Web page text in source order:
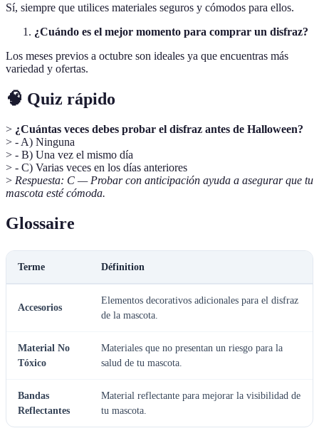
Sí, siempre que utilices materiales seguros y cómodos para ellos.
¿Cuándo es el mejor momento para comprar un disfraz?
Los meses previos a octubre son ideales ya que encuentras más
variedad y ofertas.
🧠 Quiz rápido
> ¿Cuántas veces debes probar el disfraz antes de Halloween?
> - A) Ninguna
> - B) Una vez el mismo día
> - C) Varias veces en los días anteriores
> Respuesta: C — Probar con anticipación ayuda a asegurar que tu
mascota esté cómoda.
Glossaire
Terme Définition
Accesorios
Elementos decorativos adicionales para el disfraz
de la mascota.
Material No
Tóxico
Materiales que no presentan un riesgo para la
salud de tu mascota.
Bandas
Reflectantes
Material reflectante para mejorar la visibilidad de
tu mascota.